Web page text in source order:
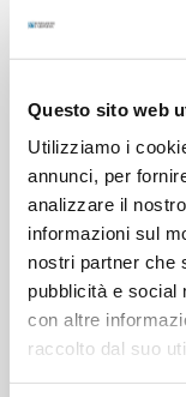
Questo sito web
Utilizziamo i
annunci, per
analizzare il
informazioni sul
nostri partner che
pubblicità e social
con altre
raccolto dal suo
Michele de Pascale,
all’avanguardia
infatti, coniuga la
innovative a una
rappresenta una
non sono più
guarigione e
bello non può
momento così